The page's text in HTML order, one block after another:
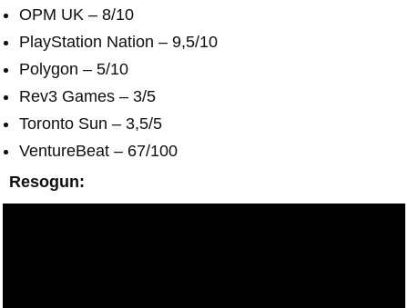
OPM UK – 8/10
PlayStation Nation – 9,5/10
Polygon – 5/10
Rev3 Games – 3/5
Toronto Sun – 3,5/5
VentureBeat – 67/100
Resogun: